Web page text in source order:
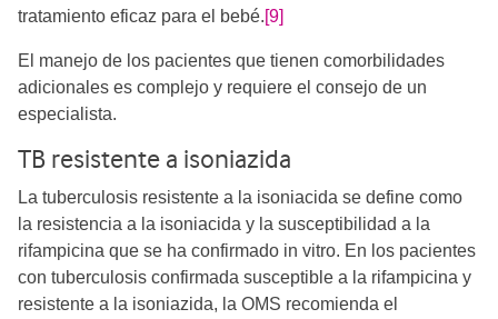
tratamiento eficaz para el bebé.[9]
El manejo de los pacientes que tienen comorbilidades
adicionales es complejo y requiere el consejo de un
especialista.
TB resistente a isoniazida
La tuberculosis resistente a la isoniacida se define como
la resistencia a la isoniacida y la susceptibilidad a la
rifampicina que se ha confirmado in vitro. En los pacientes
con tuberculosis confirmada susceptible a la rifampicina y
resistente a la isoniazida, la OMS recomienda el